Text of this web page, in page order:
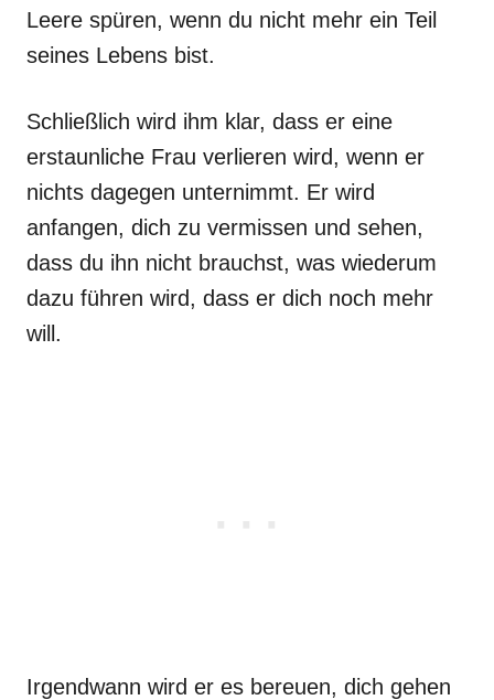
Leere spüren, wenn du nicht mehr ein Teil
seines Lebens bist.
Schließlich wird ihm klar, dass er eine
erstaunliche Frau verlieren wird, wenn er
nichts dagegen unternimmt. Er wird
anfangen, dich zu vermissen und sehen,
dass du ihn nicht brauchst, was wiederum
dazu führen wird, dass er dich noch mehr
will.
Irgendwann wird er es bereuen, dich gehen